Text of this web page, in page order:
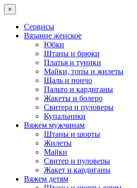
×
Сервисы
Вязание женское
Юбки
Штаны и брюки
Платья и туники
Майки, топы и жилеты
Шаль и пончо
Пальто и кардиганы
Жакеты и болеро
Свитера и пуловеры
Купальники
Вяжем мужчинам
Штаны и шорты
Жилеты
Майки
Свитер и пуловеры
Жакет и кардиганы
Вяжем детям